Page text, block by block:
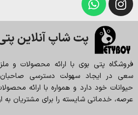
پت شاپ آنلاین
فروشگاه پتی بوی با ارائه محصولات و
سعی در ایجاد سهولت دسترسی صاحبان
حیوانات خود دارد و همواره با ارائه
عرصه، خدماتی شایسته را برای مشتریان به